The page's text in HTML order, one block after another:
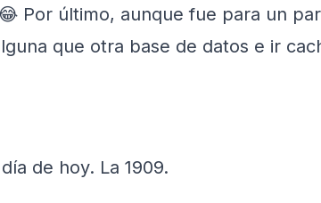
Por último, aunque fue para un
que otra base de datos e ir
de hoy. La 1909.